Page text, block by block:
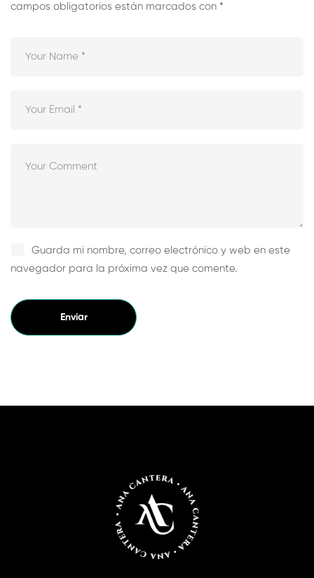
campos obligatorios están marcados con *
Guarda mi nombre, correo electrónico y web en este
navegador para la próxima vez que comente.